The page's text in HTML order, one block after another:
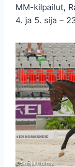
MM-kilpailut,
4. ja 5. sija –